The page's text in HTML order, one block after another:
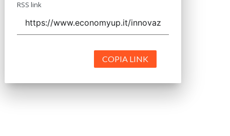
RSS link
COPIA LINK